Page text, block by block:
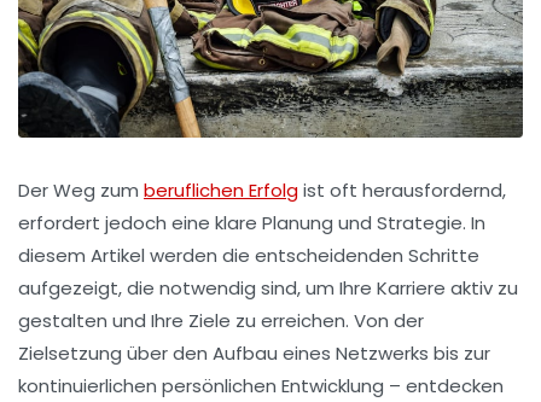
Der Weg zum beruflichen Erfolgist oft herausfordernd,
erfordert jedoch eine klare Planung und Strategie. In
diesem Artikel werden die entscheidenden Schritte
aufgezeigt, die notwendig sind, um Ihre Karriere aktiv zu
gestalten und Ihre Ziele zu erreichen. Von der
Zielsetzung über den Aufbau eines Netzwerks bis zur
kontinuierlichen persönlichen Entwicklung – entdecken